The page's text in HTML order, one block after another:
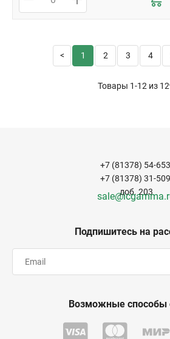
1 2 3 4
Товары 1-12 из
Подпишитесь на
+7 (81378) 54-
+7 (81378) 31-509
доб. 203
Возможные способы